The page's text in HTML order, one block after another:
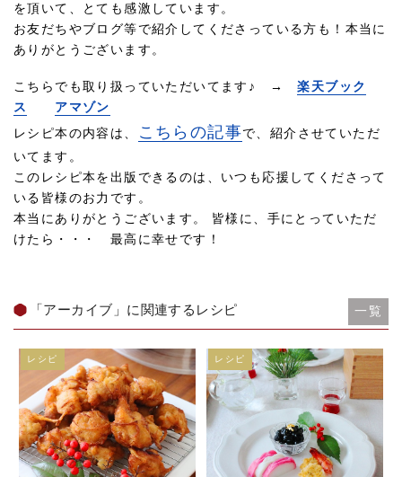
を頂いて、とても感激しています。
お友だちやブログ等で紹介してくださっている方も！本当に
ありがとうございます。
こちらでも取り扱っていただいてます♪ →楽天ブック
ス
アマゾン
レシピ本の内容は、
こちらの記事で、紹介させていただ
いてます。
このレシピ本を出版できるのは、いつも応援してくださって
いる皆様のお力です。
本当にありがとうございます。 皆様に、手にとっていただ
けたら・・・ 最高に幸せです！
「アーカイブ」に関連するレシピ 一覧
レシピ レシピ